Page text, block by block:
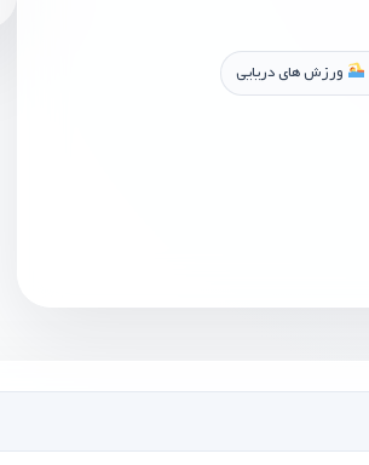
ورزش های دریایی